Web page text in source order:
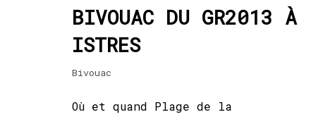
BIVOUAC DU GR2013 À
ISTRES
Bivouac
Où et quand Plage de la